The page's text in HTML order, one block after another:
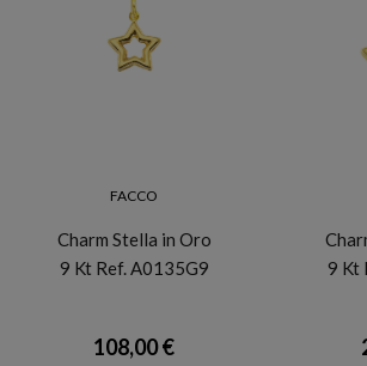
FACCO
Charm Stella in Oro
9 Kt Ref. A0135G9
108,00 €
9 Kt